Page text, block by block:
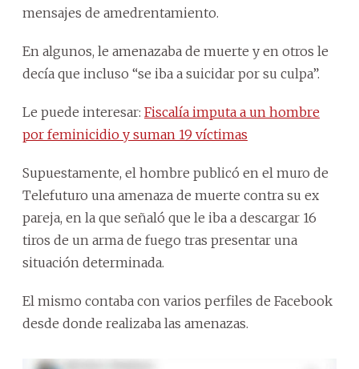
mensajes de amedrentamiento.
En algunos, le amenazaba de muerte y en otros le
decía que incluso “se iba a suicidar por su culpa”.
Le puede interesar: Fiscalía imputa a un hombre
por feminicidio y suman 19 víctimas
Supuestamente, el hombre publicó en el muro de
Telefuturo una amenaza de muerte contra su ex
pareja, en la que señaló que le iba a descargar 16
tiros de un arma de fuego tras presentar una
situación determinada.
El mismo contaba con varios perfiles de Facebook
desde donde realizaba las amenazas.